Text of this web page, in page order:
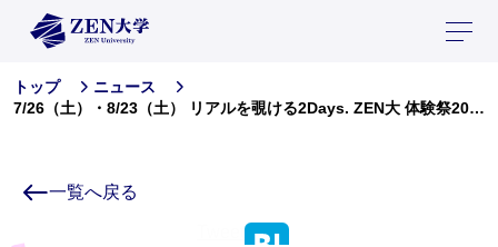
トップ
ニュース
7/26（土）・8/23（土） リアルを覗ける2Days. ZEN大 体験祭2025開催！
一覧へ戻る